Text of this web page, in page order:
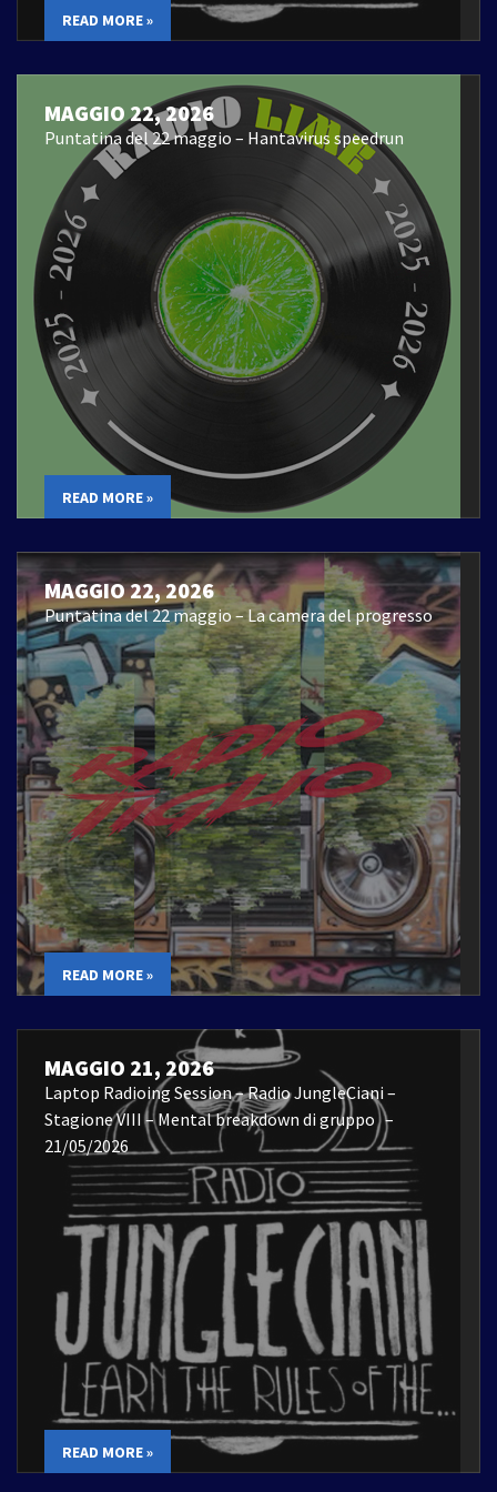
READ MORE »
MAGGIO 22, 2026
Puntatina del 22 maggio – Hantavirus speedrun
READ MORE »
MAGGIO 22, 2026
Puntatina del 22 maggio – La camera del progresso
READ MORE »
MAGGIO 21, 2026
Laptop Radioing Session – Radio JungleCiani –
Stagione VIII – Mental breakdown di gruppo –
21/05/2026
READ MORE »